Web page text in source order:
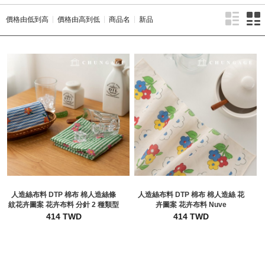
價格由低到高 價格由高到低 商品名 新品
人造絲布料 DTP 棉布 棉人造絲條
紋花卉圖案 花卉布料 分針 2 種類型
414 TWD
人造絲布料 DTP 棉布 棉人造絲 花
卉圖案 花卉布料 Nuve
414 TWD